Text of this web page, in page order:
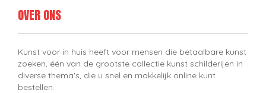
OVER ONS
Kunst voor in huis heeft voor mensen die betaalbare kunst
zoeken, één van de grootste collectie kunst schilderijen in
diverse thema's, die u snel en makkelijk online kunt
bestellen.